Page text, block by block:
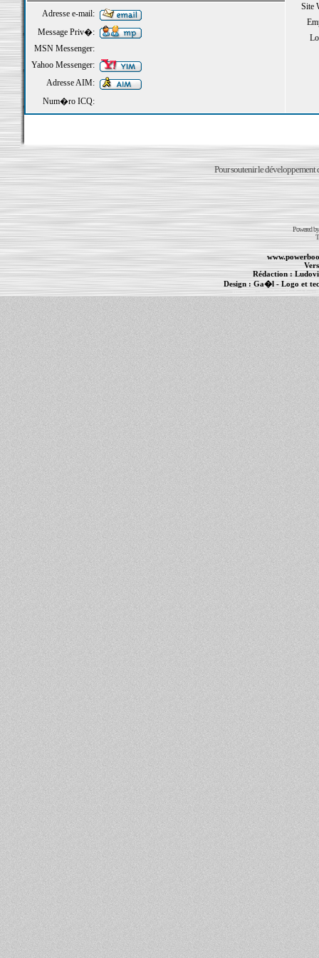
Site
Adresse e-mail:
Message Priv�:
MSN Messenger:
Yahoo Messenger:
Adresse AIM:
Num�ro ICQ:
Pour soutenir le développement
Powered
Rédaction :
Design : Ga�l- Logo et